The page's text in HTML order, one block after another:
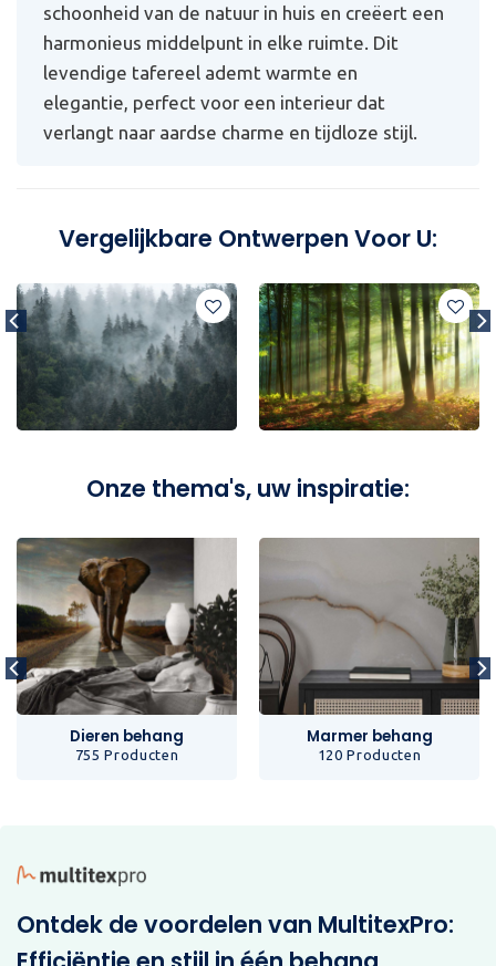
schoonheid van de natuur in huis en creëert een
harmonieus middelpunt in elke ruimte. Dit
levendige tafereel ademt warmte en
elegantie, perfect voor een interieur dat
verlangt naar aardse charme en tijdloze stijl.
Vergelijkbare Ontwerpen Voor U:
Onze thema's, uw inspiratie:
Dieren behang
755 Producten
Marmer behang
120 Producten
Ontdek de voordelen van MultitexPro: